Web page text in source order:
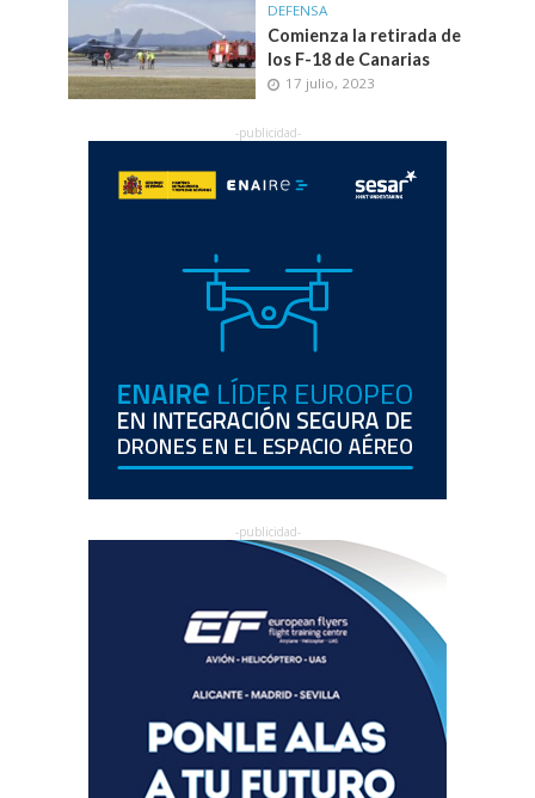
DEFENSA
Comienza la retirada de
los F-18 de Canarias
17 julio, 2023